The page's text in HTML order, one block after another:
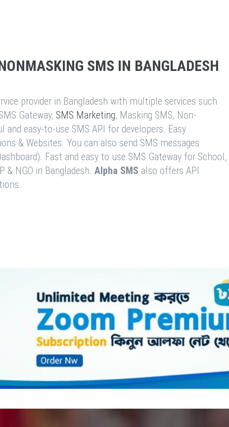
SMS IN BANGLADESH
provider in Bangladesh with multiple services such
Gateway, SMS Marketing, Masking SMS, Non-
easy-to-use SMS API for developers. Easy
& Websites. You can also send SMS messages
Fast and easy to use SMS Gateway for School,
& NGO in Bangladesh. Alpha SMS also offers API